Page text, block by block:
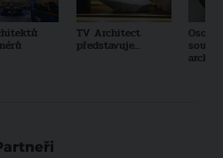
TV Architect
představuje...